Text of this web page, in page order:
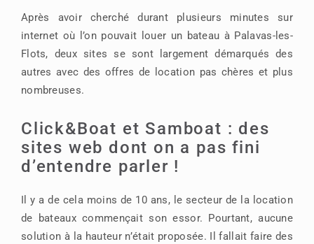
Après avoir cherché durant plusieurs minutes sur
internet où l’on pouvait louer un bateau à Palavas-les-
Flots, deux sites se sont largement démarqués des
autres avec des offres de location pas chères et plus
nombreuses.
Click&Boat et Samboat : des
sites web dont on a pas fini
d’entendre parler !
Il y a de cela moins de 10 ans, le secteur de la location
de bateaux commençait son essor. Pourtant, aucune
solution à la hauteur n’était proposée. Il fallait faire des